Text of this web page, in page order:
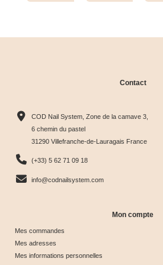
Tips &
nuancier
 
& Tips
Contact
COD Nail System, Zone de la camave 3,
6 chemin du pastel
31290 Villefranche-de-Lauragais France
(+33) 5 62 71 09 18
info@codnailsystem.com
Mon compte
Mes commandes
Mes adresses
Mes informations personnelles